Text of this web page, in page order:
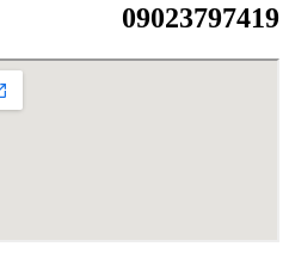
09023797419